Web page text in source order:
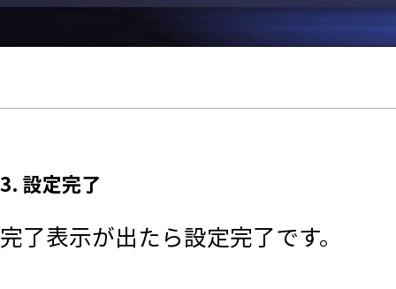
3. 設定完了
完了表示が出たら設定完了です。